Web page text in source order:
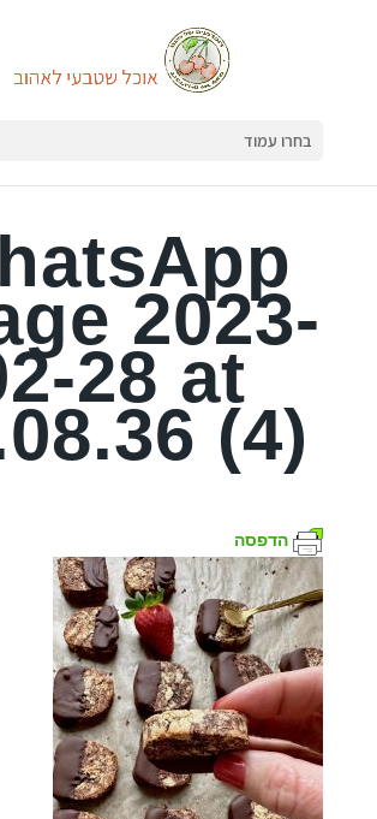
בחרו עמוד
2023-
28 at
(4)
הדפסה